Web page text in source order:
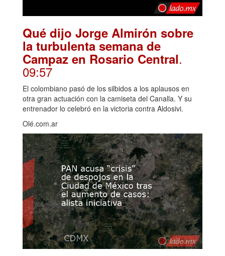
Qué dijo Jorge Almirón sobre
la turbulenta semana de
Campaz en Rosario Central.
09:57
El colombiano pasó de los silbidos a los aplausos en
otra gran actuación con la camiseta del Canalla. Y su
entrenador lo celebró en la victoria contra Aldosivi.
Olé.com.ar